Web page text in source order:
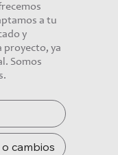
a tu
y
proyecto, ya
Somos
cambios